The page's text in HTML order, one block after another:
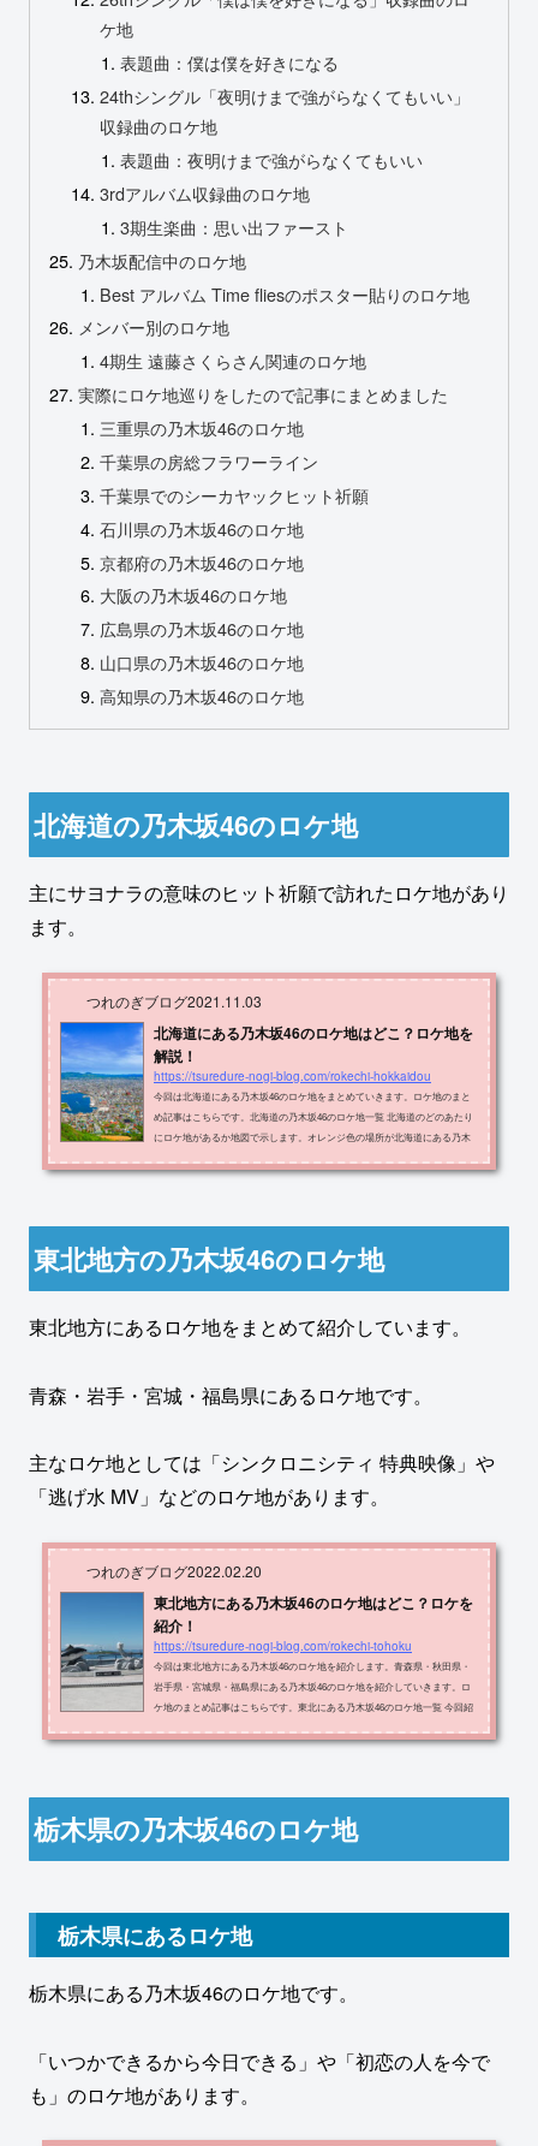
ケ地
表題曲：僕は僕を好きになる
24thシングル「夜明けまで強がらなくてもいい」
収録曲のロケ地
表題曲：夜明けまで強がらなくてもいい
3rdアルバム収録曲のロケ地
3期生楽曲：思い出ファースト
乃木坂配信中のロケ地
Best アルバム Time fliesのポスター貼りのロケ地
メンバー別のロケ地
4期生 遠藤さくらさん関連のロケ地
実際にロケ地巡りをしたので記事にまとめました
三重県の乃木坂46のロケ地
千葉県の房総フラワーライン
千葉県でのシーカヤックヒット祈願
石川県の乃木坂46のロケ地
京都府の乃木坂46のロケ地
大阪の乃木坂46のロケ地
広島県の乃木坂46のロケ地
山口県の乃木坂46のロケ地
高知県の乃木坂46のロケ地
北海道の乃木坂46のロケ地
主にサヨナラの意味のヒット祈願で訪れたロケ地があり
ます。
つれのぎブログ2021.11.03
北海道にある乃木坂46のロケ地はどこ？ロケ地を
解説！
https://tsuredure-nogi-blog.com/rokechi-hokkaidou
今回は北海道にある乃木坂46のロケ地をまとめていきます。ロケ地のまと
め記事はこちらです。北海道の乃木坂46のロケ地一覧 北海道のどのあたり
にロケ地があるか地図で示します。オレンジ色の場所が北海道にある乃木
以下の表です。ロケ地住所・座標メディアレイクサイドとうろ川上郡標茶
東北地方の乃木坂46のロケ地
東北地方にあるロケ地をまとめて紹介しています。
青森・岩手・宮城・福島県にあるロケ地です。
主なロケ地としては「シンクロニシティ 特典映像」や
「逃げ水 MV」などのロケ地があります。
つれのぎブログ2022.02.20
東北地方にある乃木坂46のロケ地はどこ？ロケを
紹介！
https://tsuredure-nogi-blog.com/rokechi-tohoku
今回は東北地方にある乃木坂46のロケ地を紹介します。青森県・秋田県・
岩手県・宮城県・福島県にある乃木坂46のロケ地を紹介していきます。ロ
ケ地のまとめ記事はこちらです。東北にある乃木坂46のロケ地一覧 今回紹
ケ地の名称・住所・出典メディアをまとめたものが以下の表です。ロケ地
栃木県の乃木坂46のロケ地
栃木県にあるロケ地
栃木県にある乃木坂46のロケ地です。
「いつかできるから今日できる」や「初恋の人を今で
も」のロケ地があります。